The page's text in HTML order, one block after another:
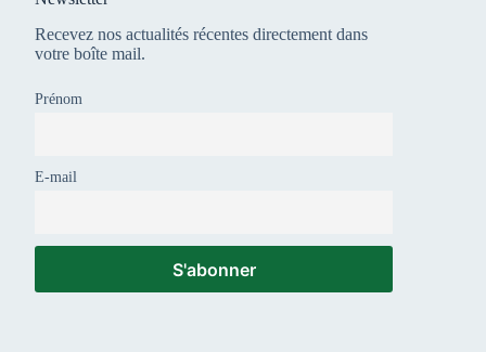
Recevez nos actualités récentes directement dans
votre boîte mail.
Prénom
E-mail